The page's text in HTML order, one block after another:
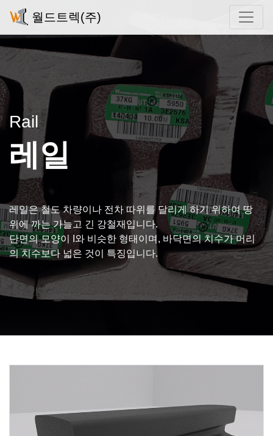
월드트렉(주)
Rail
레일
레일은 철도 차량이나 전차 따위를 달리게 하기 위하여 땅
위에 까는 가늘고 긴 강철재입니다.
단면의 모양이 I와 비슷한 형태이며, 바닥면의 치수가 머리
의 치수보다 넓은 것이 특징입니다.